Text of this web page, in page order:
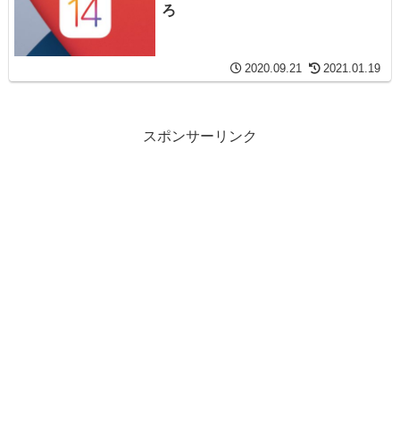
ろ
2020.09.21 2021.01.19
スポンサーリンク